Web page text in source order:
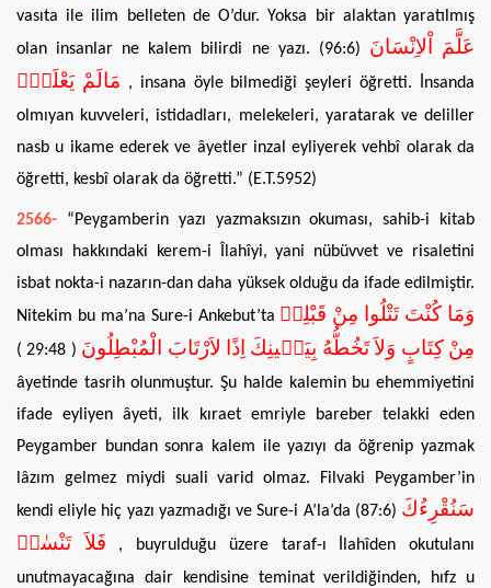
vasıta ile ilim belleten de O’dur. Yoksa bir alaktan yaratılmış
olan insanlar ne kalem bilirdi ne yazı. (96:6) عَلَّمَ اْلاِنْسَانَ
مَالَمْ يَعْلَمْۜ , insana öyle bilmediği şeyleri öğretti. İnsanda
olmıyan kuvveleri, istidadları, melekeleri, yaratarak ve deliller
nasb u ikame ederek ve âyetler inzal eyliyerek vehbî olarak da
öğretti, kesbî olarak da öğretti.” (E.T.5952)
2566- “Peygamberin yazı yazmaksızın okuması, sahib-i kitab
olması hakkındaki kerem-i Îlahîyi, yani nübüvvet ve risaletini
isbat nokta-i nazarın-dan daha yüksek olduğu da ifade edilmiştir.
Nitekim bu ma’na Sure-i Ankebut’ta وَمَا كُنْتَ تَتْلُوا مِنْ قَبْلِه۪
مِنْ كِتَابٍ وَلاَ تَخُطُّهُ بِيَم۪ينِكَ اِذًا لاَرْتَابَ الْمُبْطِلُونَ (
29:48 )
âyetinde tasrih olunmuştur. Şu halde kalemin bu ehemmiyetini
ifade eyliyen âyeti, ilk kıraet emriyle bareber telakki eden
Peygamber bundan sonra kalem ile yazıyı da öğrenip yazmak
lâzım gelmez miydi suali varid olmaz. Filvaki Peygamber’in
kendi eliyle hiç yazı yazmadığı ve Sure-i A’la’da (87:6) سَنُقْرِءُكَ
فَلاَ تَنْسٰىۙ
, buyrulduğu üzere taraf-ı İlahîden okutulanı
unutmayacağına dair kendisine teminat verildiğinden, hıfz u